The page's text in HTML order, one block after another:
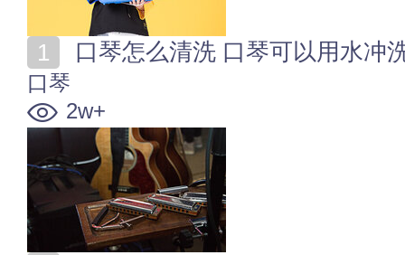
口琴怎么清洗 口琴可以用水冲
口琴
2w+